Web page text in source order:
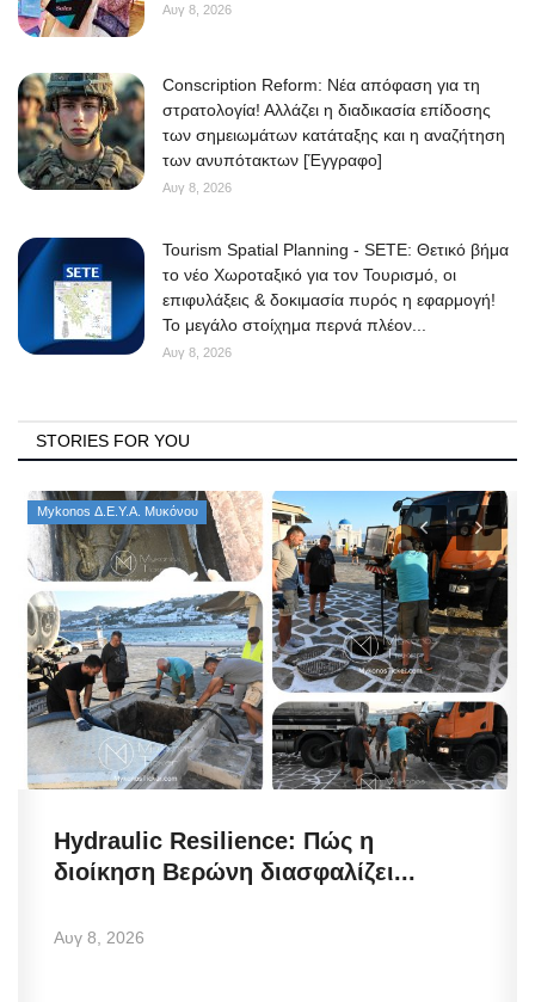
Αυγ 8, 2026
Conscription Reform: Νέα απόφαση για τη
στρατολογία! Αλλάζει η διαδικασία επίδοσης
των σημειωμάτων κατάταξης και η αναζήτηση
των ανυπότακτων [Έγγραφο]
Αυγ 8, 2026
Tourism Spatial Planning - SETE: Θετικό βήμα
το νέο Χωροταξικό για τον Τουρισμό, οι
επιφυλάξεις & δοκιμασία πυρός η εφαρμογή!
Το μεγάλο στοίχημα περνά πλέον...
Αυγ 8, 2026
STORIES FOR YOU
Mykonos Δ.Ε.Υ.Α. Μυκόνου
Hydraulic Resilience: Πώς η
διοίκηση Βερώνη διασφαλίζει...
Αυγ 8, 2026